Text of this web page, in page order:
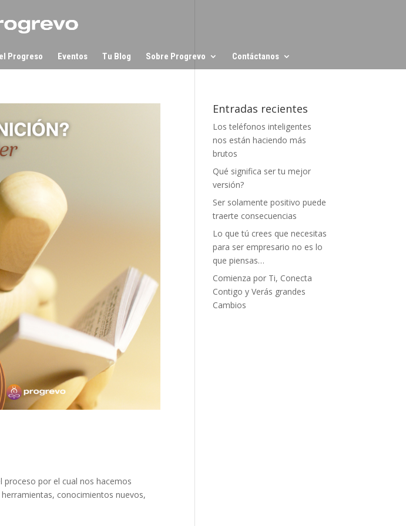
Progreso Eventos Tu Blog Sobre Progrevo Contáctanos
proceso por el cual nos hacemos
conocimientos nuevos,
Entradas recientes
Los teléfonos inteligentes
nos están haciendo más
brutos
Qué significa ser tu mejor
versión?
Ser solamente positivo puede
traerte consecuencias
Lo que tú crees que necesitas
para ser empresario no es lo
que piensas…
Comienza por Ti, Conecta
Contigo y Verás grandes
Cambios